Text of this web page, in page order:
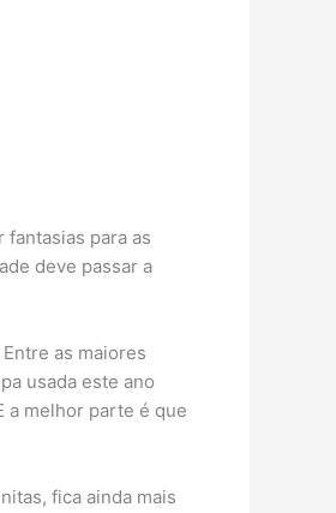
para as
deve passar a
as maiores
usada este ano
a melhor parte é que
fica ainda mais